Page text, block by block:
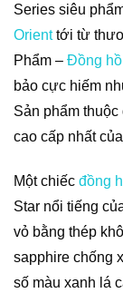
Series siêu
Orienttới từ
Phẩm – Đồng hồ
bảo cực hiếm
Sản phẩm
cao cấp nhất
Một chiếc đồng
Star nổi tiếng
vỏ bằng thép
sapphire chống
số màu xanh lá